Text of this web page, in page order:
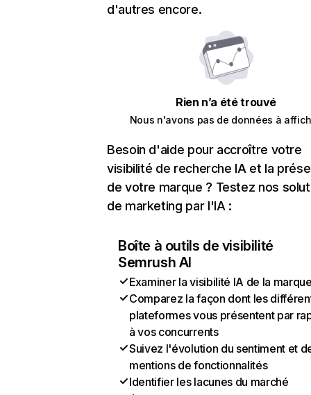
d'autres encore.
Rien n’a été trouvé
Nous n'avons pas de données à
Besoin d'aide pour accroître votre
visibilité de recherche IA et la
de votre marque ? Testez nos
de marketing par l'IA :
Boîte à outils de visibilité
Semrush AI
Examiner la visibilité IA de la
Comparez la façon dont les
plateformes vous présentent par
à vos concurrents
Suivez l'évolution du sentiment et
mentions de fonctionnalités
Identifier les lacunes du marché